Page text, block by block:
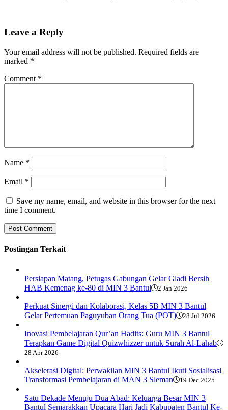
Leave a Reply
Your email address will not be published. Required fields are
marked *
Comment *
Name *
Email *
Save my name, email, and website in this browser for the next
time I comment.
Postingan Terkait
Persiapan Matang, Petugas Gabungan Gelar Gladi Bersih
HAB Kemenag ke-80 di MIN 3 Bantul
2 Jan 2026
Perkuat Sinergi dan Kolaborasi, Kelas 5B MIN 3 Bantul
Gelar Pertemuan Paguyuban Orang Tua (POT)
28 Jul 2026
Inovasi Pembelajaran Qur’an Hadits: Guru MIN 3 Bantul
Terapkan Game Digital Quizwhizzer untuk Surah Al-Lahab
28 Apr 2026
Akselerasi Digital: Perwakilan MIN 3 Bantul Ikuti Sosialisasi
Transformasi Pembelajaran di MAN 3 Sleman
19 Dec 2025
Satu Dekade Menuju Dua Abad: Keluarga Besar MIN 3
Bantul Semarakkan Upacara Hari Jadi Kabupaten Bantul Ke-